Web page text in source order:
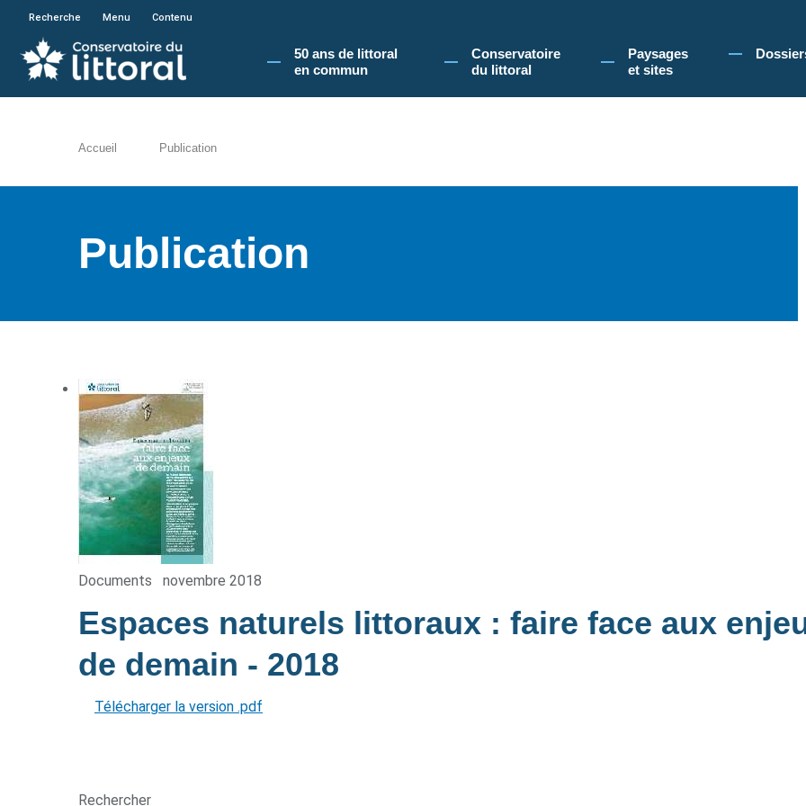
En poursuivant votre navigation sur le site du Conservatoire du littoral, vous acceptez l'utilisation de cookies pour vous
Recherche Menu Contenu
50 ans de littoral
en commun​
Conservatoire
du littoral
Paysages
et sites
Accueil Publication
Publication
Documents novembre 2018
Espaces naturels littoraux : faire face aux
de demain - 2018
Télécharger la version .pdf
Rechercher